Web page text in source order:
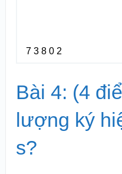
7 3 8 0 2
Bài 4: (4
lượng ký
s?